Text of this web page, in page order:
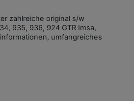
zahlreiche original s/w
935, 936, 924 GTR Imsa,
umfangreiches